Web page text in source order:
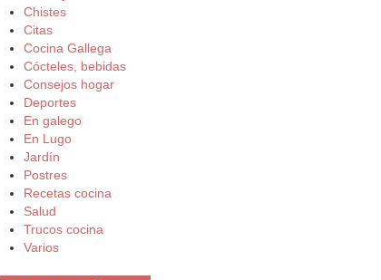
Chistes
Citas
Cocina Gallega
Cócteles, bebidas
Consejos hogar
Deportes
En galego
En Lugo
Jardín
Postres
Recetas cocina
Salud
Trucos cocina
Varios